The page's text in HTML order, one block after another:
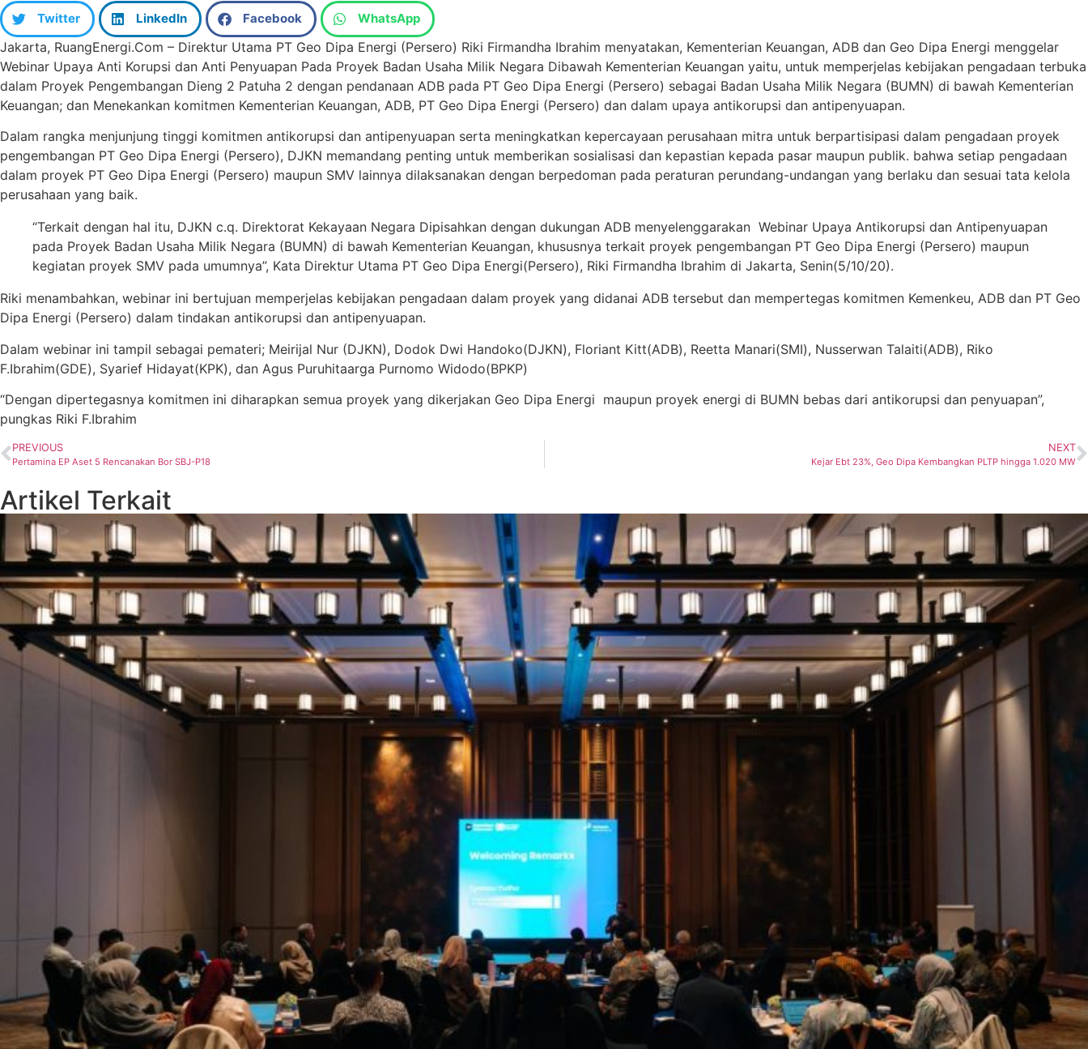
Twitter LinkedIn Facebook WhatsApp
Jakarta, RuangEnergi.Com – Direktur Utama PT Geo Dipa Energi (Persero) Riki Firmandha Ibrahim menyatakan, Kementerian Keuangan, ADB dan Geo Dipa Energi menggelar
Webinar Upaya Anti Korupsi dan Anti Penyuapan Pada Proyek Badan Usaha Milik Negara Dibawah Kementerian Keuangan yaitu, untuk memperjelas kebijakan pengadaan terbuka
dalam Proyek Pengembangan Dieng 2 Patuha 2 dengan pendanaan ADB pada PT Geo Dipa Energi (Persero) sebagai Badan Usaha Milik Negara (BUMN) di bawah Kementerian
Keuangan; dan Menekankan komitmen Kementerian Keuangan, ADB, PT Geo Dipa Energi (Persero) dan dalam upaya antikorupsi dan antipenyuapan.
Dalam rangka menjunjung tinggi komitmen antikorupsi dan antipenyuapan serta meningkatkan kepercayaan perusahaan mitra untuk berpartisipasi dalam pengadaan proyek
pengembangan PT Geo Dipa Energi (Persero), DJKN memandang penting untuk memberikan sosialisasi dan kepastian kepada pasar maupun publik. bahwa setiap pengadaan
dalam proyek PT Geo Dipa Energi (Persero) maupun SMV lainnya dilaksanakan dengan berpedoman pada peraturan perundang-undangan yang berlaku dan sesuai tata kelola
perusahaan yang baik.
“Terkait dengan hal itu, DJKN c.q. Direktorat Kekayaan Negara Dipisahkan dengan dukungan ADB menyelenggarakan Webinar Upaya Antikorupsi dan Antipenyuapan
pada Proyek Badan Usaha Milik Negara (BUMN) di bawah Kementerian Keuangan, khususnya terkait proyek pengembangan PT Geo Dipa Energi (Persero) maupun
kegiatan proyek SMV pada umumnya”, Kata Direktur Utama PT Geo Dipa Energi(Persero), Riki Firmandha Ibrahim di Jakarta, Senin(5/10/20).
Riki menambahkan, webinar ini bertujuan memperjelas kebijakan pengadaan dalam proyek yang didanai ADB tersebut dan mempertegas komitmen Kemenkeu, ADB dan PT Geo
Dipa Energi (Persero) dalam tindakan antikorupsi dan antipenyuapan.
Dalam webinar ini tampil sebagai pemateri; Meirijal Nur (DJKN), Dodok Dwi Handoko(DJKN), Floriant Kitt(ADB), Reetta Manari(SMI), Nusserwan Talaiti(ADB), Riko
F.Ibrahim(GDE), Syarief Hidayat(KPK), dan Agus Puruhitaarga Purnomo Widodo(BPKP)
“Dengan dipertegasnya komitmen ini diharapkan semua proyek yang dikerjakan Geo Dipa Energi maupun proyek energi di BUMN bebas dari antikorupsi dan penyuapan”,
pungkas Riki F.Ibrahim
PREVIOUS
Pertamina EP Aset 5 Rencanakan Bor SBJ-P18
NEXT
Kejar Ebt 23%, Geo Dipa Kembangkan PLTP hingga 1.020 MW
Artikel Terkait